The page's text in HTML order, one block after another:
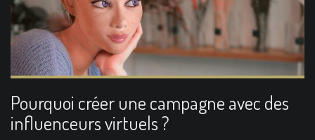
Pourquoi créer une campagne avec des
influenceurs virtuels ?